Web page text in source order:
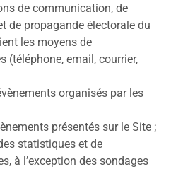
de communication, de
de propagande électorale du
les moyens de
(téléphone, email, courrier,
organisés par les
présentés sur le Site ;
statistiques et de
à l’exception des sondages